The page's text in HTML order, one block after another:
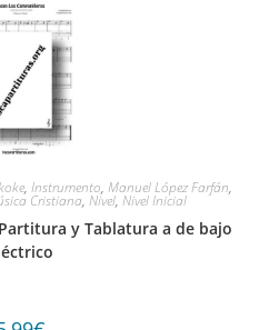
, Instrumento, Manuel López Farfán,
Cristiana, Nivel, Nivel Inicial
y Tablatura a de bajo